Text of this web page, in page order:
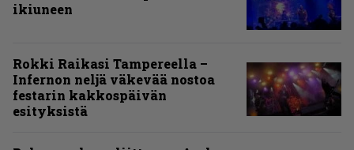
ikiuneen
Rokki Raikasi Tampereella –
Infernon neljä väkevää nostoa
festarin kakkospäivän
esityksistä